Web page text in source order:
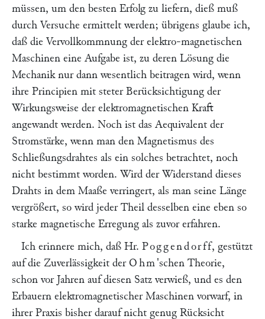
müssen, um den besten Erfolg zu liefern, dieß muß
durch Versuche ermittelt werden; übrigens glaube ich,
daß die Vervollkommnung der elektro-magnetischen
Maschinen eine Aufgabe ist, zu deren Lösung die
Mechanik nur dann wesentlich beitragen wird, wenn
ihre Principien mit steter Berücksichtigung der
Wirkungsweise der elektromagnetischen Kraft
angewandt werden. Noch ist das Aequivalent der
Stromstärke, wenn man den Magnetismus des
Schließungsdrahtes als ein solches betrachtet, noch
nicht bestimmt worden. Wird der Widerstand dieses
Drahts in dem Maaße verringert, als man seine Länge
vergrößert, so wird jeder Theil desselben eine eben so
starke magnetische Erregung als zuvor erfahren.
Ich erinnere mich, daß Hr. Poggendorff, gestützt
auf die Zuverlässigkeit der Ohm 'schen Theorie,
schon vor Jahren auf diesen Satz verwieß, und es den
Erbauern elektromagnetischer Maschinen vorwarf, in
ihrer Praxis bisher darauf nicht genug Rücksicht